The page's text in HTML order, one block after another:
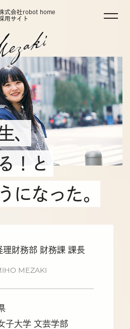
式会社robot home
用サイト
、
！と
になった。
理財務部 財務課 課長
MEZAKI
子大学 文芸学部